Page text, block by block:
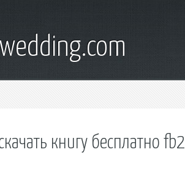
книгу бесплатно fb2